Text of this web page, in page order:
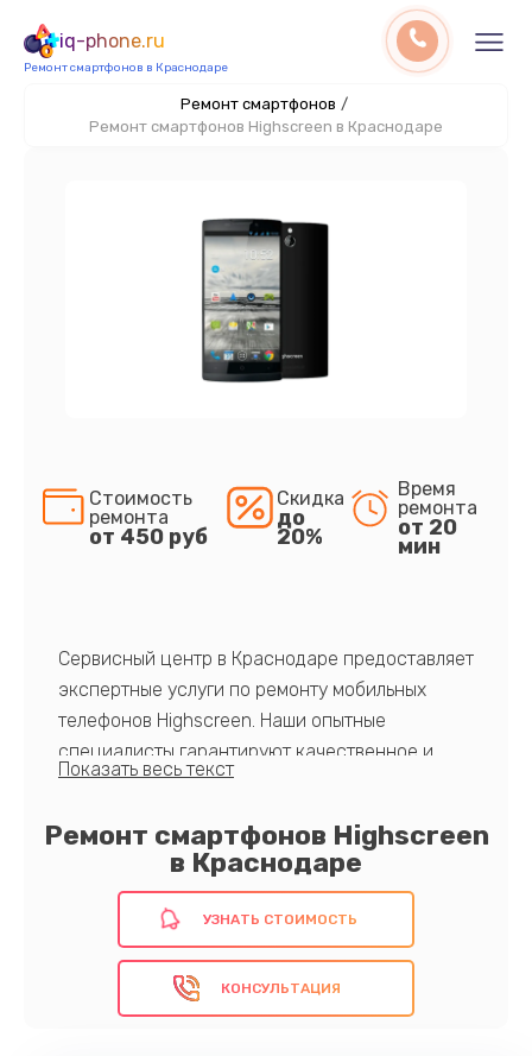
iq-phone.ru
Ремонт смартфонов в Краснодаре
Ремонт смартфонов /
Ремонт смартфонов Highscreen в Краснодаре
Ремонт смартфонов Highscreen
в Краснодаре
Стоимость
ремонта
от 450 руб
Скидка
до
20%
Время
ремонта
от 20
мин
Сервисный центр в Краснодаре предоставляет
экспертные услуги по ремонту мобильных
телефонов Highscreen. Наши опытные
специалисты гарантируют качественное и
оперативное обслуживание вашего
оригинальных запчастей и индивидуальный
подход к каждому клиенту делают нас
выбором номер один в области ремонта
телефонов Highscreen.
Выберите качество и надежность!
УЗНАТЬ СТОИМОСТЬ
КОНСУЛЬТАЦИЯ